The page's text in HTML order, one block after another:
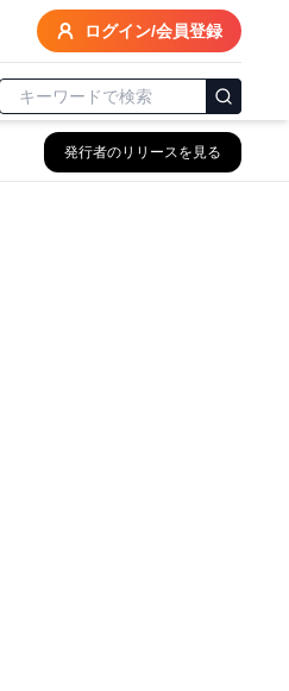
ログイン/会員登録
発行者のリリースを見る